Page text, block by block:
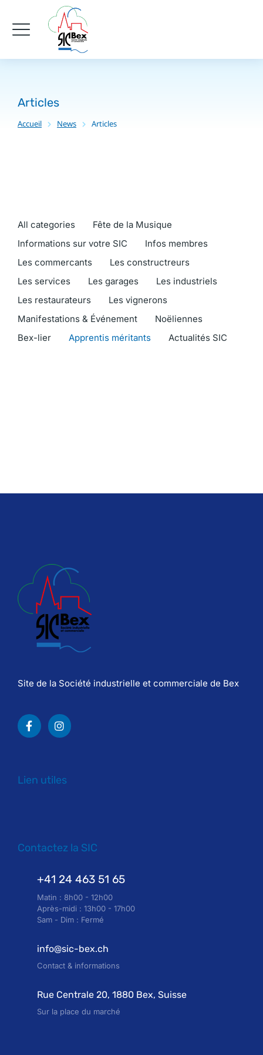
Articles
Vous êtes ici :
Accueil News Articles
All categories
Fête de la Musique
Informations sur votre SIC
Infos membres
Les commercants
Les constructreurs
Les services
Les garages
Les industriels
Les restaurateurs
Les vignerons
Manifestations & Événement
Noëliennes
Bex-lier
Apprentis méritants Actualités SIC
Site de la Société industrielle et commerciale de Bex
Lien utiles
Contactez la SIC
+41 24 463 51 65
Matin : 8h00 - 12h00
Après-midi : 13h00 - 17h00
Sam - Dim : Fermé
info@sic-bex.ch
Contact & informations
Rue Centrale 20, 1880 Bex, Suisse
Sur la place du marché